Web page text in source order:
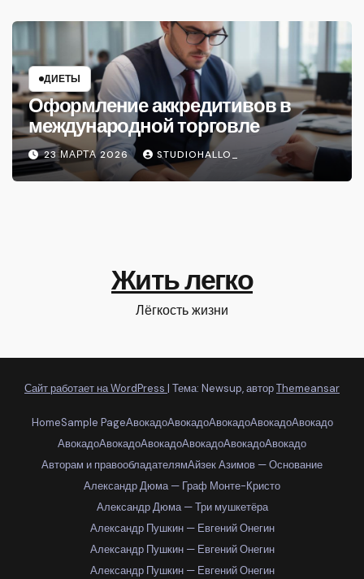
ДИЕТЫ
Оформление аккредитивов в
международной торговле
23 МАРТА 2026 STUDIOHALLO_
Жить легко
Лёгкость жизни
Сайт работает на WordPress | Тема: Newsup, авторThemeansar
HomeSample PageАвокадоАвокадоАвокадоАвокадоАвокадо
АвокадоАвокадоАвокадоАвокадоАвокадоАвокадо
Авторам и правообладателямАйзек Азимов — Основание
Александр Дюма — Граф Монте-Кристо
Александр Дюма — Три мушкетёра
Александр Пушкин — Евгений Онегин
Александр Пушкин — Евгений Онегин
Александр Пушкин — Евгений Онегин